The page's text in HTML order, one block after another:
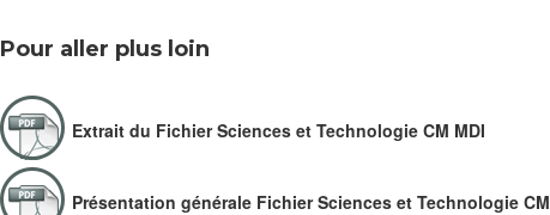
Pour aller plus loin
Extrait du Fichier Sciences et Technologie CM MDI
Présentation générale Fichier Sciences et Technologie CM